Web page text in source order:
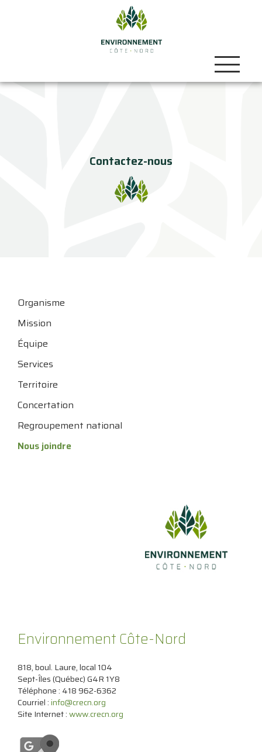
Contactez-nous
Organisme
Mission
Équipe
Services
Territoire
Concertation
Regroupement national
Nous joindre
Environnement Côte-Nord
818, boul. Laure, local 104
Sept-Îles (Québec) G4R 1Y8
Téléphone : 418 962-6362
Courriel :info@crecn.org
Site Internet :www.crecn.org